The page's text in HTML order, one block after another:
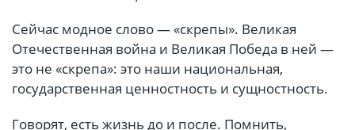
Сейчас модное слово — «скрепы». Великая
Отечественная война и Великая Победа в ней —
это не «скрепа»: это наши национальная,
государственная ценностность и сущностность.
Говорят, есть жизнь до и после. Помнить,